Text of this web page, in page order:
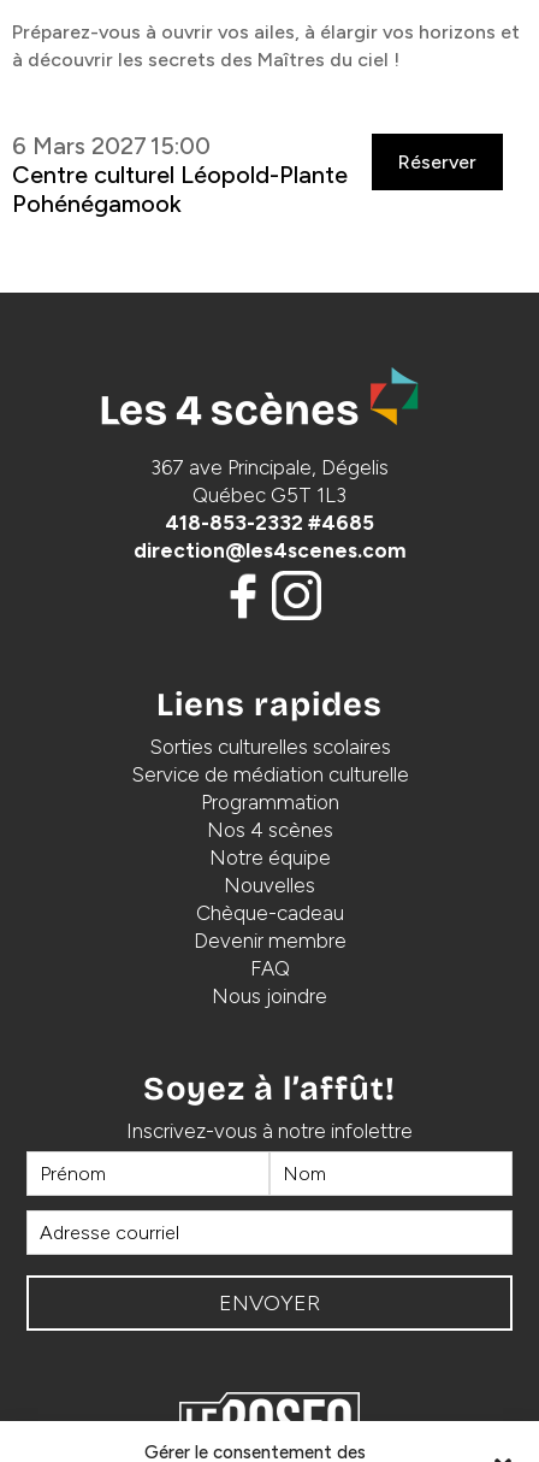
Gérer le consentement des
Préparez-vous à ouvrir vos ailes, à élargir vos horizons et
à découvrir les secrets des Maîtres du ciel !
6 Mars 2027 15:00
Centre culturel Léopold-Plante
Pohénégamook
Réserver
367 ave Principale, Dégelis
Québec G5T 1L3
418-853-2332 #4685
direction@les4scenes.com
Liens rapides
Sorties culturelles scolaires
Service de médiation culturelle
Programmation
Nos 4 scènes
Notre équipe
Nouvelles
Chèque-cadeau
Devenir membre
FAQ
Nous joindre
Soyez à l’affût!
Inscrivez-vous à notre infolettre